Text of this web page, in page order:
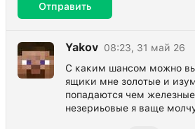
Отправить
Yakov 08:23, 31 май 26
С каким шансом можно
ящики мне золотые и
попадаются чем
незериьовые я ваще